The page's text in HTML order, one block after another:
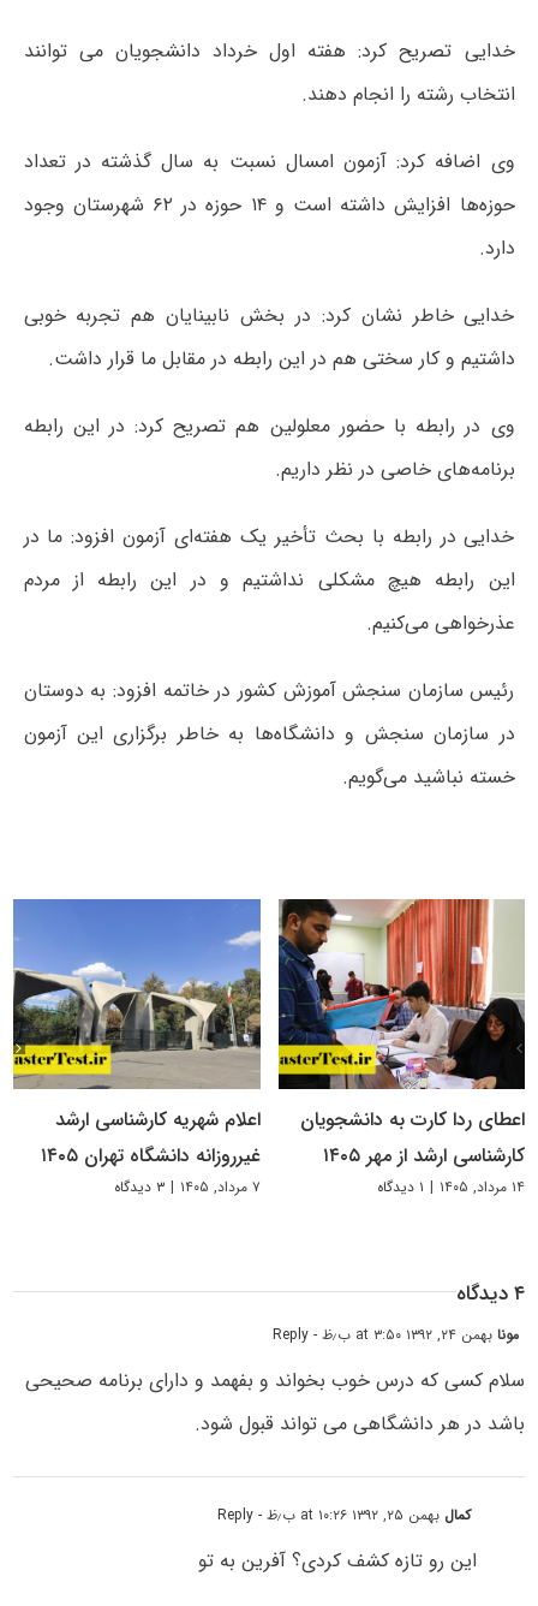
خدایی تصریح کرد: هفته اول خرداد دانشجویان می توانند
انتخاب رشته را انجام دهند.
وی اضافه کرد: آزمون امسال نسبت به سال گذشته در تعداد
حوزه‌ها افزایش داشته است و ۱۴ حوزه در ۶۲ شهرستان وجود
دارد.
خدایی خاطر نشان کرد: در بخش نابینایان هم تجربه خوبی
داشتیم و کار سختی هم در این رابطه در مقابل ما قرار داشت.
وی در رابطه با حضور معلولین هم تصریح کرد: در این رابطه
برنامه‌های خاصی در نظر داریم.
خدایی در رابطه با بحث تأخیر یک هفته‌ای آزمون افزود: ما در
این رابطه هیچ مشکلی نداشتیم و در این رابطه از مردم
عذرخواهی می‌کنیم.
رئیس سازمان سنجش آموزش کشور در خاتمه افزود: به دوستان
در سازمان سنجش و دانشگاه‌ها به خاطر برگزاری این آزمون
خسته‌ نباشید می‌گویم.
اعطای ردا کارت به دانشجویان
کارشناسی ارشد از مهر ۱۴۰۵
۱۴ مرداد, ۱۴۰۵ | ۱ دیدگاه
اعلام شهریه کارشناسی ارشد
غیرروزانه دانشگاه تهران ۱۴۰۵
۷ مرداد, ۱۴۰۵ | ۳ دیدگاه
۴ دیدگاه
مونابهمن ۲۴, ۱۳۹۲ at ۳:۵۰ ب٫ظ - Reply
سلام کسی که درس خوب بخواند و بفهمد و دارای برنامه صحیحی
باشد در هر دانشگاهی می تواند قبول شود.
کمال بهمن ۲۵, ۱۳۹۲ at ۱۰:۲۶ ب٫ظ - Reply
این رو تازه کشف کردی؟ آفرین به تو